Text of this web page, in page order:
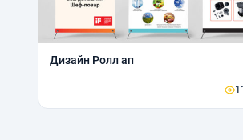
Дизайн Ролл ап